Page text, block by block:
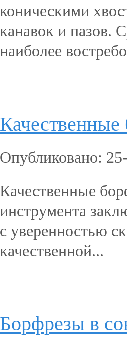
коническими
канавок и пазов.
наиболее
Опубликовано:
Качественные
инструмента
с уверенностью
качественной...
Борфрезы в